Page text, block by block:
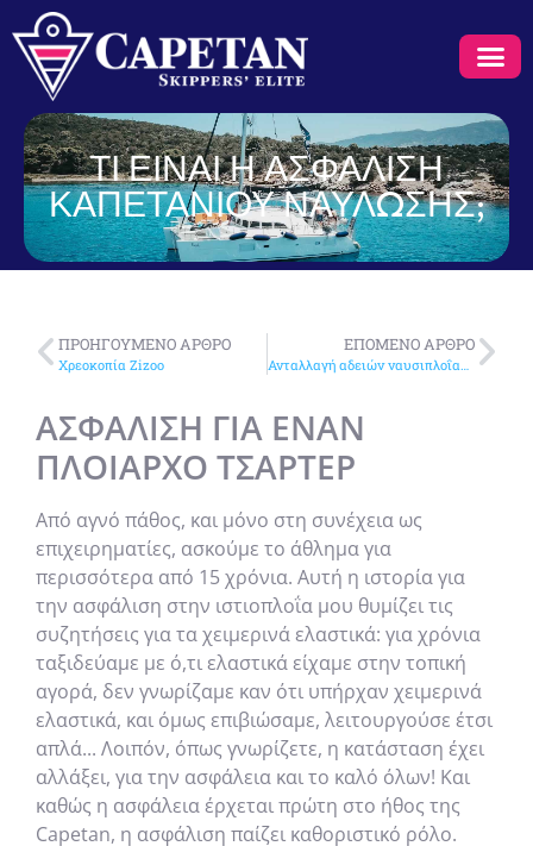
ΤΙ ΕΊΝΑΙ Η ΑΣΦΆΛΙΣΗ
ΚΑΠΕΤΆΝΙΟΥ ΝΑΎΛΩΣΗΣ;
ΠΡΟΗΓΟΎΜΕΝΟ ΆΡΘΡΟ
Χρεοκοπία Zizoo
ΕΠΌΜΕΝΟ ΆΡΘΡΟ
ΑΣΦΆΛΙΣΗ ΓΙΑ ΈΝΑΝ
ΠΛΟΊΑΡΧΟ ΤΣΆΡΤΕΡ
Από αγνό πάθος, και μόνο στη συνέχεια ως
επιχειρηματίες, ασκούμε το άθλημα για
περισσότερα από 15 χρόνια. Αυτή η ιστορία για
την ασφάλιση στην ιστιοπλοΐα μου θυμίζει τις
συζητήσεις για τα χειμερινά ελαστικά: για χρόνια
ταξιδεύαμε με ό,τι ελαστικά είχαμε στην τοπική
αγορά, δεν γνωρίζαμε καν ότι υπήρχαν χειμερινά
ελαστικά, και όμως επιβιώσαμε, λειτουργούσε έτσι
απλά... Λοιπόν, όπως γνωρίζετε, η κατάσταση έχει
αλλάξει, για την ασφάλεια και το καλό όλων! Και
καθώς η ασφάλεια έρχεται πρώτη στο ήθος της
Capetan, η ασφάλιση παίζει καθοριστικό ρόλο.